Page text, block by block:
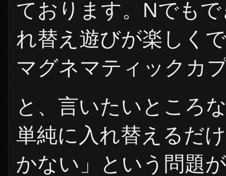
ております。Nでも
れ替え遊びが楽しく
マグネマティックカ
と、言いたいところ
単純に入れ替えるだ
かない」という問題